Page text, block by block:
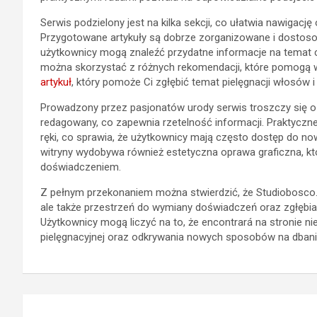
Serwis podzielony jest na kilka sekcji, co ułatwia
Przygotowane artykuły są dobrze zorganizowane i
użytkownicy mogą znaleźć przydatne informacje na
można skorzystać z różnych rekomendacji, które
artykuł, który pomoże Ci zgłębić temat pielęgnacji włosów i
Prowadzony przez pasjonatów urody serwis troszczy się
redagowany, co zapewnia rzetelność informacji.
ręki, co sprawia, że użytkownicy mają często dostęp do
witryny wydobywa również estetyczna oprawa graficzna,
doświadczeniem.
Z pełnym przekonaniem można stwierdzić, że
ale także przestrzeń do wymiany doświadczeń oraz
Użytkownicy mogą liczyć na to, że encontrará na stronie
pielęgnacyjnej oraz odkrywania nowych sposobów na